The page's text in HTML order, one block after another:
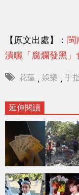
【原文出處】： 閩
潰曬「腐爛發黑
花蓮 , 娛樂 , 手
延伸閱讀
{PLAYICON}